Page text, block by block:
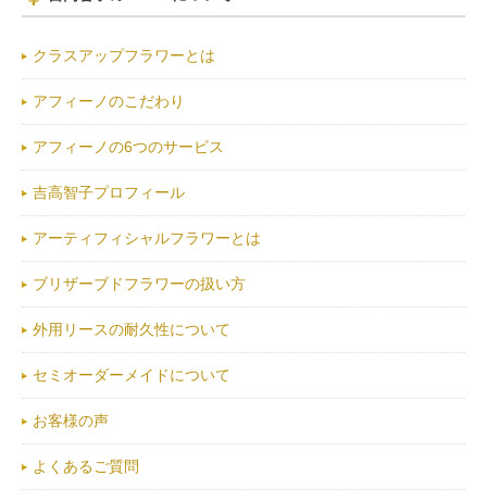
クラスアップフラワーとは
アフィーノのこだわり
アフィーノの6つのサービス
吉高智子プロフィール
アーティフィシャルフラワーとは
ブリザーブドフラワーの扱い方
外用リースの耐久性について
セミオーダーメイドについて
お客様の声
よくあるご質問